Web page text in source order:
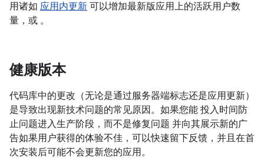
用诸如 应用内更新 可以增加最新版应用上的活跃用户数
量，或 。
健康版本
代码库中的更改（无论是通过服务器端标志还是应用更新）
是导致出现新技术问题的常见原因。如果您能 投入时间防
止问题进入生产阶段，而不是修复问题 并向其展示新的广
告如果用户获得的体验不佳，可以快速留下反馈，并且在首
次安装后可能不会更新您的应用。